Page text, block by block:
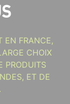
EN FRANCE,
CHOIX
PRODUITS
ET DE